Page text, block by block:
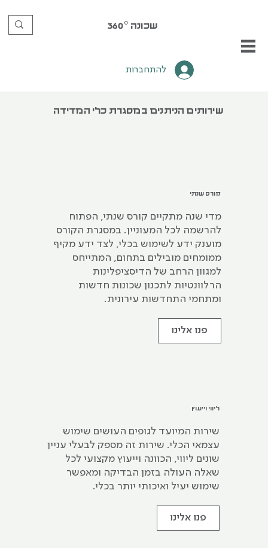
שכונה 360°
להתחברות
שירותים הניתנים במסגרת כלי המדידה
קורס שנתי
מדי שנה מתקיים קורס שנתי, הפתוח
להרשמה לכל המעוניין. במסגרת הקורס
מוענק ידע לשימוש בכלי, לצד ידע מקיף
ממומחים מובילים בתחום, המתייחס
למגוון הרחב של הדיסציפלינות
הרלוונטיות לתכנון שכונות חדשות
ומתחמי התחדשות עירונית.
פנו אלינו
ליווי וייעוץ
שירות המיועד לגופים העושים שימוש
עצמאי הכלי. שירות זה מספק לבעלי עניין
שונים ליווי, הכוונה וייעוץ מקצועי לכל
שאלה העולה בזמן הבדיקה ומאפשר
שימוש יעיל ואיכותי יותר בכלי.
פנו אלינו